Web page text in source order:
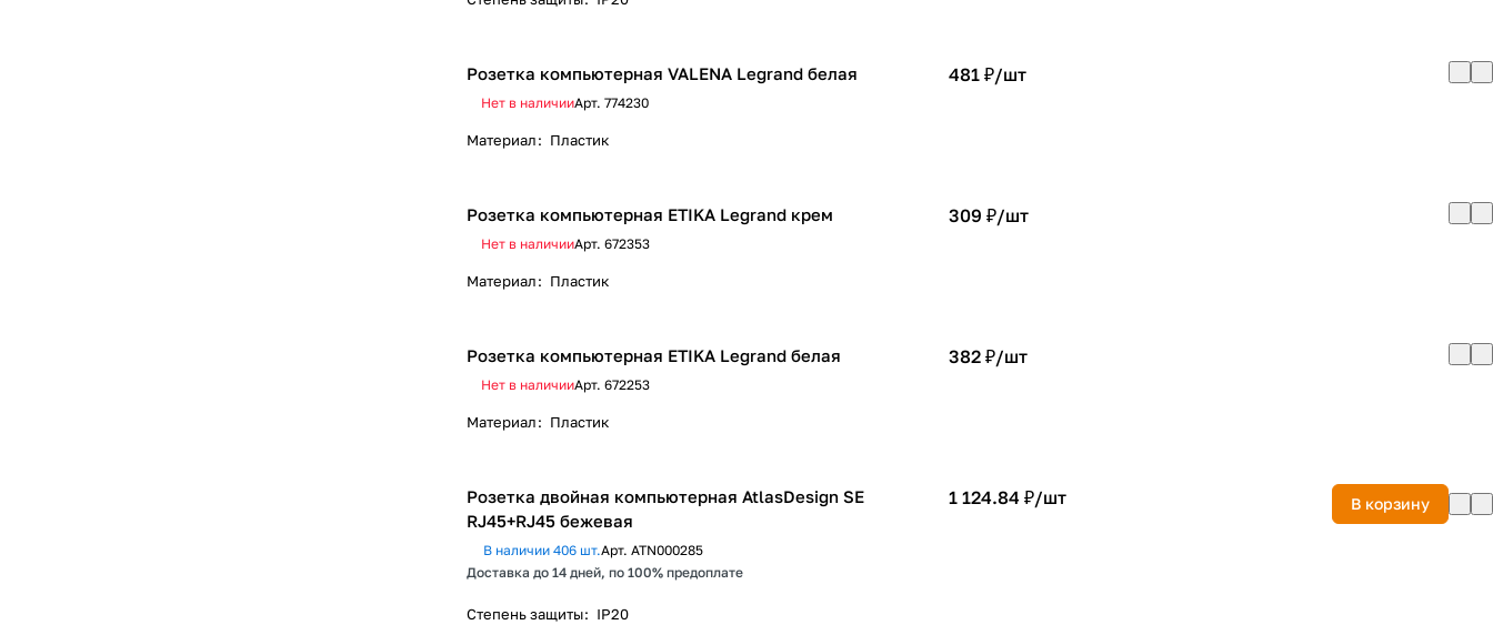
Розетка компьютерная VALENA Legrand белая
Нет в наличииАрт. 774230
481 ₽/шт
Материал: Пластик
Розетка компьютерная ETIKA Legrand крем
Нет в наличииАрт. 672353
309 ₽/шт
Материал: Пластик
Розетка компьютерная ETIKA Legrand белая
Нет в наличииАрт. 672253
382 ₽/шт
Материал: Пластик
Розетка двойная компьютерная AtlasDesign SE
RJ45+RJ45 бежевая
В наличии 406 шт.Арт. ATN000285
Доставка до 14 дней, по 100% предоплате
1 124.84 ₽/шт В корзину
Степень защиты: IP20